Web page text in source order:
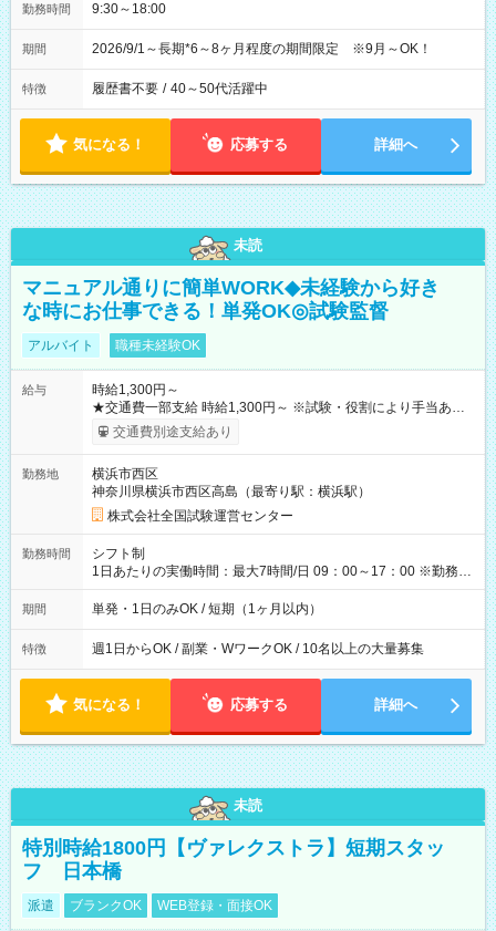
勤務時間 9:30～18:00
期間 2026/9/1～長期*6～8ヶ月程度の期間限定 ※9月～OK！
特徴 履歴書不要 / 40～50代活躍中
気になる！ 応募する 詳細へ
未読
マニュアル通りに簡単WORK◆未経験から好き
な時にお仕事できる！単発OK◎試験監督
アルバイト 職種未経験OK
給与
時給1,300円～
★交通費一部支給 時給1,300円～ ※試験・役割により手当あり
※勤務回数により昇給あり 【即給（前払い）オプションあ
り！】 希望される場合、勤務から1週間ほどで給与の一部を受け
例】 ・河合塾模擬試験 8:30～17:30（休憩1時間） 時給1,300円
×8時間＝日収10,400円＋交通費 ※当日の役割により時給＋100
円の場合あり ・国家試験 7:00～13:30（休憩なし） 時給1,300
円（役割手当＋100円）×6時間＝日収8,400円＋交通費 【試用期
間】試用期間なし
交通費別途支給あり
勤務地
横浜市西区
神奈川県横浜市西区高島（最寄り駅：横浜駅）
株式会社全国試験運営センター
勤務時間
シフト制
1日あたりの実働時間：最大7時間/日 09：00～17：00 ※勤務時
間は 試験により異なります。
期間 単発・1日のみOK / 短期（1ヶ月以内）
特徴 週1日からOK / 副業・WワークOK / 10名以上の大量募集
気になる！ 応募する 詳細へ
未読
特別時給1800円【ヴァレクストラ】短期スタッ
フ 日本橋
派遣 ブランクOK WEB登録・面接OK